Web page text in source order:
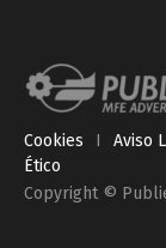
Cookies I Aviso
Ético
Copyright ©